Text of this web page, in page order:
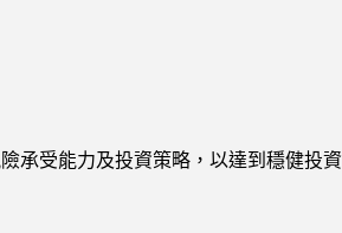
承受能力及投資策略，以達到穩健投資